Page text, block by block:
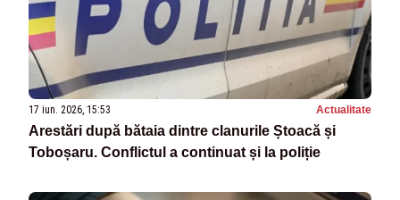
17 iun. 2026, 15:53 Actualitate
Arestări după bătaia dintre clanurile Ștoacă și
Toboșaru. Conflictul a continuat și la poliție